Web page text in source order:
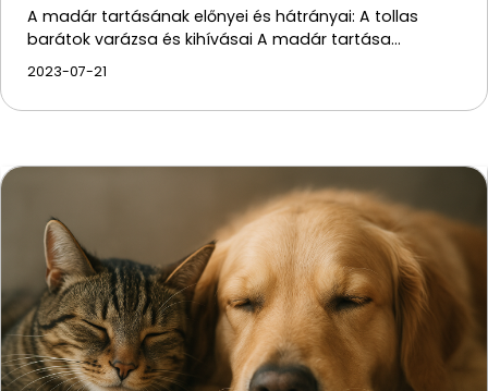
A madár tartásának előnyei és hátrányai: A tollas
barátok varázsa és kihívásai A madár tartása…
2023-07-21